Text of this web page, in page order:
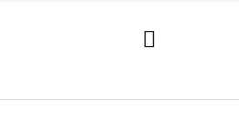
NÁKUPNÝ
KOŠÍK